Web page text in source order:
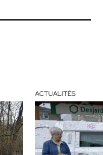
ACTUALITÉS